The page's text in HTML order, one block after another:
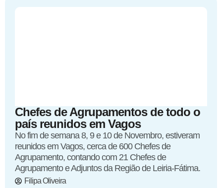
Chefes de Agrupamentos de todo o
país reunidos em Vagos
No fim de semana 8, 9 e 10 de Novembro, estiveram
reunidos em Vagos, cerca de 600 Chefes de
Agrupamento, contando com 21 Chefes de
Agrupamento e Adjuntos da Região de Leiria-Fátima.
Filipa Oliveira